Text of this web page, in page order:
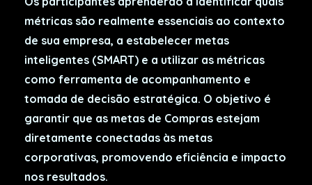
métricas são realmente essenciais ao contexto
de sua empresa, a estabelecer metas
inteligentes (SMART) e a utilizar as métricas
como ferramenta de acompanhamento e
tomada de decisão estratégica. O objetivo é
garantir que as metas de Compras estejam
diretamente conectadas às metas
corporativas, promovendo eficiência e impacto
nos resultados.